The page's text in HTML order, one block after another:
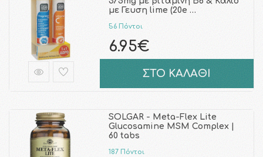
με Γευση lime (20e …
56 Πόντοι
6.95€
ΣΤΟ ΚΑΛΑΘΙ
SOLGAR - Meta-Flex Lite
Glucosamine MSM Complex |
60 tabs
187 Πόντοι